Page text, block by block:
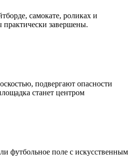
самокате, роликах и
практически завершены.
подвергают опасности
станет центром
футбольное поле с искусственным